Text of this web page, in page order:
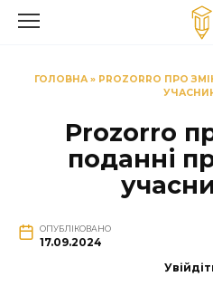
ГОЛОВНА» PROZORRO ПРО
Prozorro
поданні
ОПУБЛІКОВАНО
17.09.2024